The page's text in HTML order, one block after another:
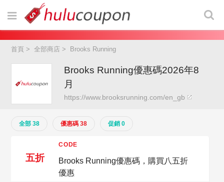
首頁 >全部商店 > Brooks Running
Brooks Running優惠碼2026年8
月
https://www.brooksrunning.com/en_gb
全部 38 優惠碼 38 促銷 0
五折
CODE
Brooks Running優惠碼，購買八五折
優惠